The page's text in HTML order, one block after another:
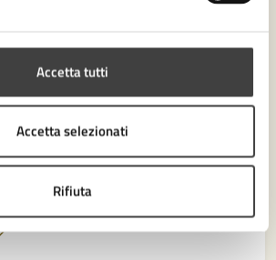
Accetta tutti
Accetta selezionati
Rifiuta
di oggi a Raffaella Carrà: le
approdano in Biblioteca
venerdì 18 e sabato 19 ottobre